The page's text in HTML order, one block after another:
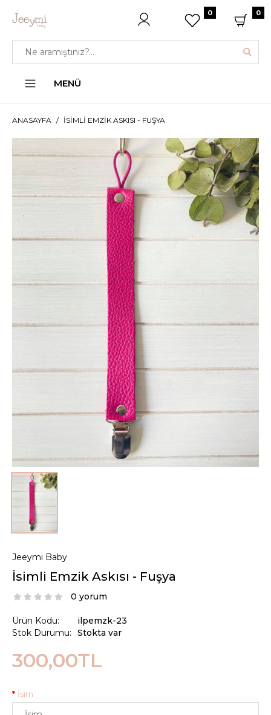
0 0
MENÜ
ANASAYFA İSIMLI EMZIK ASKISI - FUŞYA
Jeeymi Baby
İsimli Emzik Askısı - Fuşya
0 yorum
Ürün Kodu:
Stok Durumu:
ilpemzk-23
Stokta var
300,00TL
İsim